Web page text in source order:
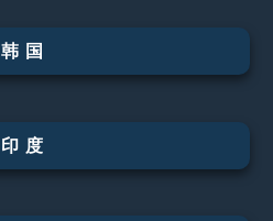
韩国
印度